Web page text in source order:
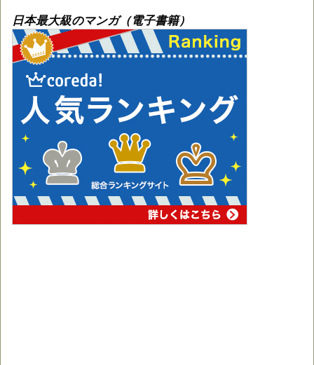
日本最大級のマンガ（電子書籍）